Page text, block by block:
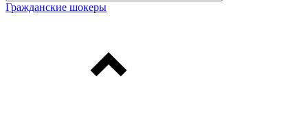
Гражданские шокеры